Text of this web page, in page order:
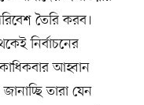
তৈরি করব।
নির্বাচনের
আহ্বান
তারা যেন